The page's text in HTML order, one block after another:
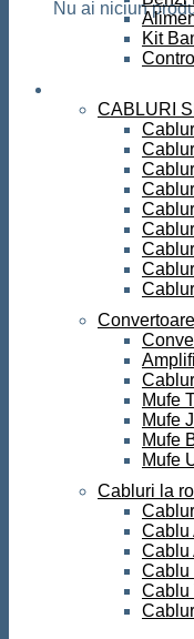
Nu ai niciun
Kit
CABLURI
Mufe
Mufe
Mufe
Mufe
Cabluri la
Cablu
Cablu
Cablu
Cablu